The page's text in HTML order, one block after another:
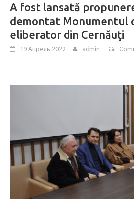
A fost lansată
demontat Monumentul
eliberator din Cernăuţi
19 Апрель 2022 admin